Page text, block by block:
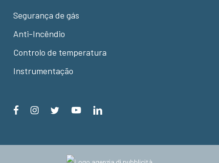
Segurança de gás
Anti-Incêndio
Controlo de temperatura
Instrumentação